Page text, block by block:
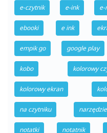
e-czytnik e-ink e-
ebooki e ink
empik go google play
kobo kolorowy
kolorowy ekran
na czytniku
notatki notatnik